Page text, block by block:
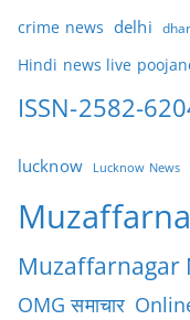
crime news delhi
Hindi news live
ISSN-2582-
lucknow Lucknow News
Muzaffarnagar
OMG समाचार